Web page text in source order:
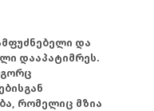
და
დააპატიმრეს.
რომელიც მზია